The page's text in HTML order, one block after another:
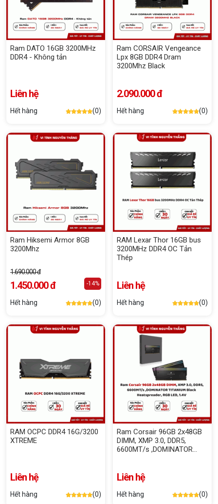
Ram DATO 16GB 3200MHz
DDR4 - Không tản
Liên hệ
Hết hàng (0)
Ram CORSAIR Vengeance
Lpx 8GB DDR4 Dram
3200Mhz Black
2.090.000 đ
Hết hàng (0)
Ram Hiksemi Armor 8GB
3200Mhz
1.690.000 đ
1.450.000 đ -14%
Hết hàng (0)
RAM Lexar Thor 16GB bus
3200MHz DDR4 OC Tản
Thép
Liên hệ
Hết hàng (0)
RAM OCPC DDR4 16G/3200
XTREME
Liên hệ
Hết hàng (0)
Ram Corsair 96GB 2x48GB
DIMM, XMP 3.0, DDR5,
6600MT/s ,DOMINATOR
Liên hệ
Hết hàng (0)